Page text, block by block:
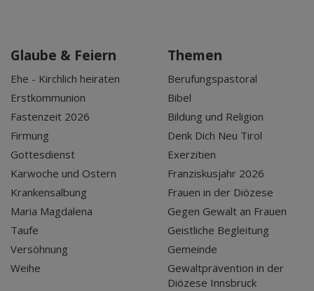
Glaube & Feiern
Ehe - Kirchlich heiraten
Erstkommunion
Fastenzeit 2026
Firmung
Gottesdienst
Karwoche und Ostern
Krankensalbung
Maria Magdalena
Taufe
Versöhnung
Weihe
Themen
Berufungspastoral
Bibel
Bildung und Religion
Denk Dich Neu Tirol
Exerzitien
Franziskusjahr 2026
Frauen in der Diözese
Gegen Gewalt an Frauen
Geistliche Begleitung
Gemeinde
Gewaltprävention in der
Diözese Innsbruck